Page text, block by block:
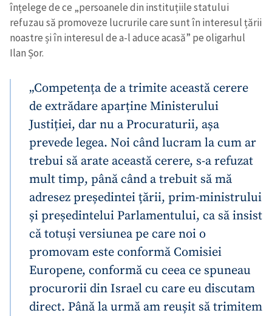
înțelege de ce „persoanele din instituțiile statului
refuzau să promoveze lucrurile care sunt în interesul țării
noastre și în interesul de a-l aduce acasă” pe oligarhul
Ilan Șor.
„Competența de a trimite această cerere
de extrădare aparține Ministerului
Justiției, dar nu a Procuraturii, așa
prevede legea. Noi când lucram la cum ar
trebui să arate această cerere, s-a refuzat
mult timp, până când a trebuit să mă
adresez președintei țării, prim-ministrului
și președintelui Parlamentului, ca să insist
că totuși versiunea pe care noi o
promovam este conformă Comisiei
Europene, conformă cu ceea ce spuneau
procurorii din Israel cu care eu discutam
direct. Până la urmă am reușit să trimitem